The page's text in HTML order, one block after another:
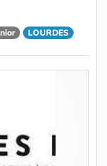
LOURDES